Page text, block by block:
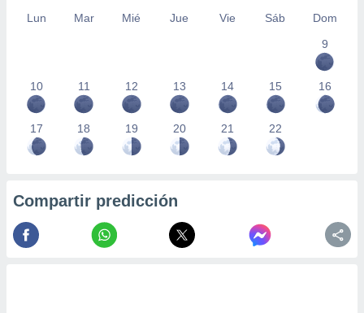
Lun Mar Mié Jue Vie Sáb
Dom
9
10 11 12 13 14 15 16
17 18 19 20 21 22
Compartir predicción